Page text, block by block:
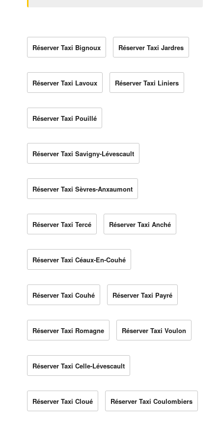
Réserver Taxi Bignoux Réserver Taxi Jardres
Réserver Taxi Lavoux Réserver Taxi Liniers
Réserver Taxi Pouillé
Réserver Taxi Savigny-Lévescault
Réserver Taxi Sèvres-Anxaumont
Réserver Taxi Tercé Réserver Taxi Anché
Réserver Taxi Céaux-En-Couhé
Réserver Taxi Couhé Réserver Taxi Payré
Réserver Taxi Romagne Réserver Taxi Voulon
Réserver Taxi Celle-Lévescault
Réserver Taxi Cloué Réserver Taxi Coulombiers